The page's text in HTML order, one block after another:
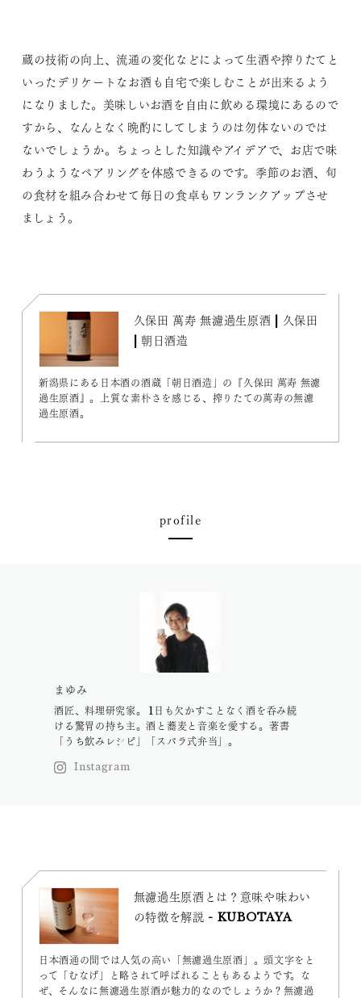
蔵の技術の向上、流通の変化などによって生酒や搾りたてと
いったデリケートなお酒も自宅で楽しむことが出来るよう
になりました。美味しいお酒を自由に飲める環境にあるので
すから、なんとなく晩酌にしてしまうのは勿体ないのでは
ないでしょうか。ちょっとした知識やアイデアで、お店で味
わうようなペアリングを体感できるのです。季節のお酒、旬
の食材を組み合わせて毎日の食卓もワンランクアップさせ
ましょう。
久保田 萬寿 無濾過生原酒 | 久保田
| 朝日酒造
新潟県にある日本酒の酒蔵「朝日酒造」の『久保田 萬寿 無濾
過生原酒』。上質な素朴さを感じる、搾りたての萬寿の無濾
過生原酒。
profile
まゆみ
酒匠、料理研究家。 1日も欠かすことなく酒を呑み続
ける驚胃の持ち主。酒と蕎麦と音楽を愛する。著書
「うち飲みレシピ」「スバラ式弁当」。
Instagram
無濾過生原酒とは？意味や味わい
の特徴を解説 - KUBOTAYA
日本酒通の間では人気の高い「無濾過生原酒」。頭文字をと
って「むなげ」と略されて呼ばれることもあるようです。な
ぜ、そんなに無濾過生原酒が魅力的なのでしょうか？無濾過